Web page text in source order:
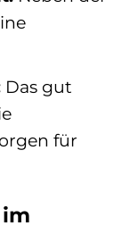
Das gut
für